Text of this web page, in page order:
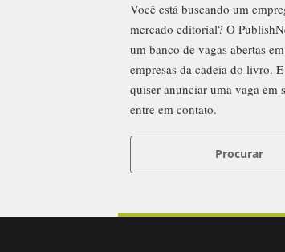
Você está buscando um
mercado editorial? O
um banco de vagas abertas
empresas da cadeia do livro.
quiser anunciar uma vaga em
entre em contato.
Procurar